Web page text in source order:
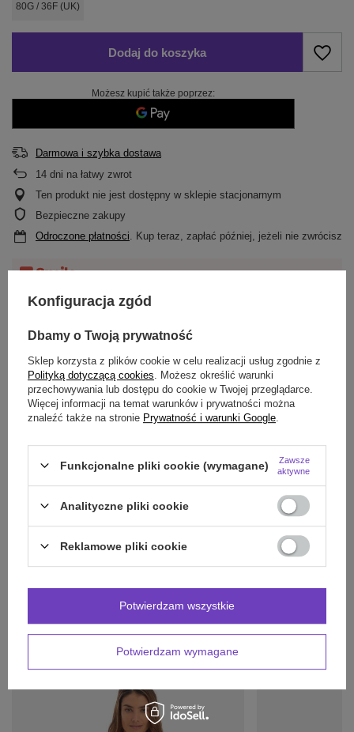
80G / 36F (UK)
Dodaj do koszyka
Możesz kupić także poprzez:
Darmowa i szybka dostawa
14 dni na łatwy zwrot
Ten produkt nie jest dostępny w sklepie stacjonarnym
Bezpieczne zakupy
Odroczone płatności. Kup teraz, zapłać później, jeżeli nie zwrócisz
odbioru
Smile - dostawy ze sklepów internetowych przy zamówieniu od
OPIS
OPINIE (0)
Zadaj pytanie a my odpowiemy niezwłocznie,
najciekawsze pytania i odpowiedzi publikując
Zadaj pytanie
INNE PRODUKTY
PRODUCENTA:
Konfiguracja zgód
Dbamy o Twoją prywatność
Sklep korzysta z plików cookie w celu realizacji usług zgodnie z
Polityką dotyczącą cookies . Możesz określić warunki
przechowywania lub dostępu do cookie w Twojej przeglądarce.
Więcej informacji na temat warunków i prywatności można
znaleźć także na stronie Prywatność i warunki Google
Funkcjonalne pliki cookie (wymagane)
Zawsze
aktywne
Analityczne pliki cookie
Reklamowe pliki cookie
Potwierdzam wymagane
Potwierdzam wszystkie